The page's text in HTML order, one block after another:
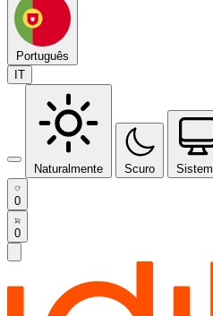
Português
IT
Naturalmente Scuro
0
0